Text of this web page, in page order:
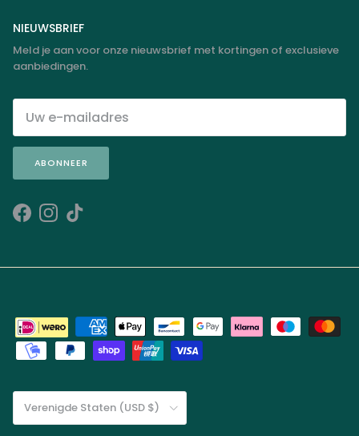
NIEUWSBRIEF
Meld je aan voor onze nieuwsbrief met kortingen of exclusieve
aanbiedingen.
ABONNEER
Facebook
Instagram
TikTok
Land/Regio
Verenigde Staten (USD $)